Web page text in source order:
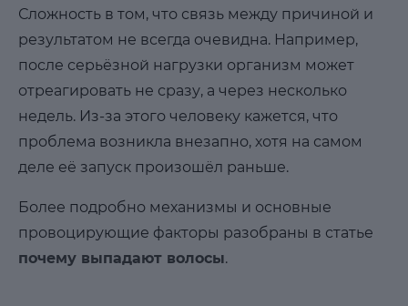
Сложность в том, что связь между причиной и
результатом не всегда очевидна. Например,
после серьёзной нагрузки организм может
отреагировать не сразу, а через несколько
недель. Из-за этого человеку кажется, что
проблема возникла внезапно, хотя на самом
деле её запуск произошёл раньше.
Более подробно механизмы и основные
провоцирующие факторы разобраны в статье
почему выпадают волосы.